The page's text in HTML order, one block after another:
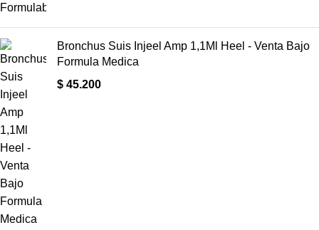
Bronchus Suis Injeel Amp 1,1Ml Heel - Venta Bajo
Formula Medica
$ 45.200